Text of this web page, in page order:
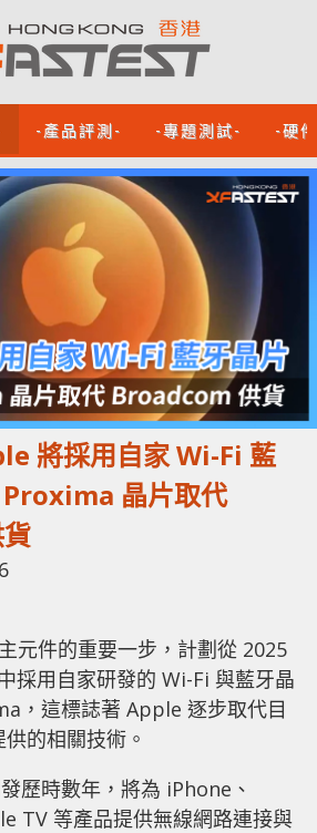
-產品評測- -專題測試- -硬
將採用自家 Wi-Fi 藍
晶片取代
元件的重要一步，計劃從 2025
採用自家研發的 Wi-Fi 與藍牙晶
，這標誌著 Apple 逐步取代目
的相關技術。
歷時數年，將為 iPhone、
TV 等產品提供無線網路連接與